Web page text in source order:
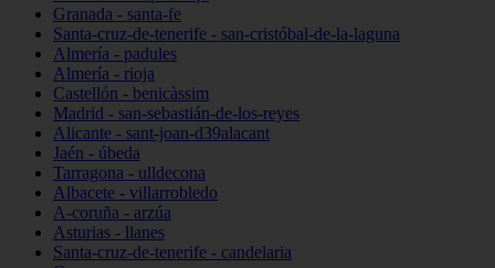
Granada - santa-fe
Santa-cruz-de-tenerife - san-cristóbal-de-la-laguna
Almería - padules
Almería - rioja
Castellón - benicàssim
Madrid - san-sebastián-de-los-reyes
Alicante - sant-joan-d39alacant
Jaén - úbeda
Tarragona - ulldecona
Albacete - villarrobledo
A-coruña - arzúa
Asturias - llanes
Santa-cruz-de-tenerife - candelaria